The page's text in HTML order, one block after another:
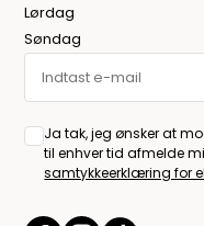
Lørdag
Søndag
Ja tak, jeg ønsker at
til enhver tid afmelde
samtykkeerklæring for